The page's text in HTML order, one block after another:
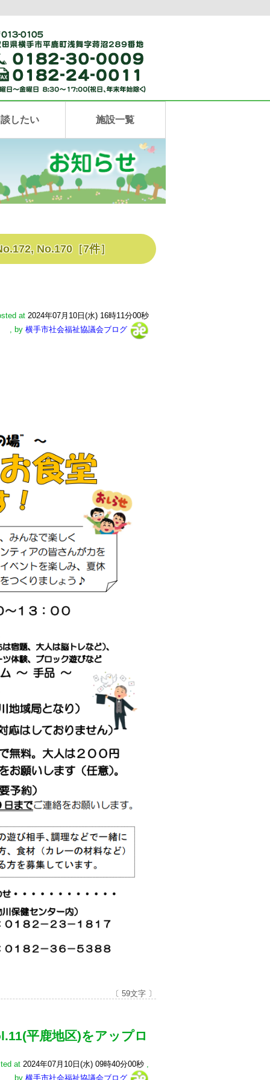
したい 施設一覧
No.170［7件］
at 2024年07月10日(水) 16時11分00秒
by 横手市社会福祉協議会ブログ
〔 59文字 〕
平鹿地区)をアップロ
at 2024年07月10日(水) 09時40分00秒,
by 横手市社会福祉協議会ブログ